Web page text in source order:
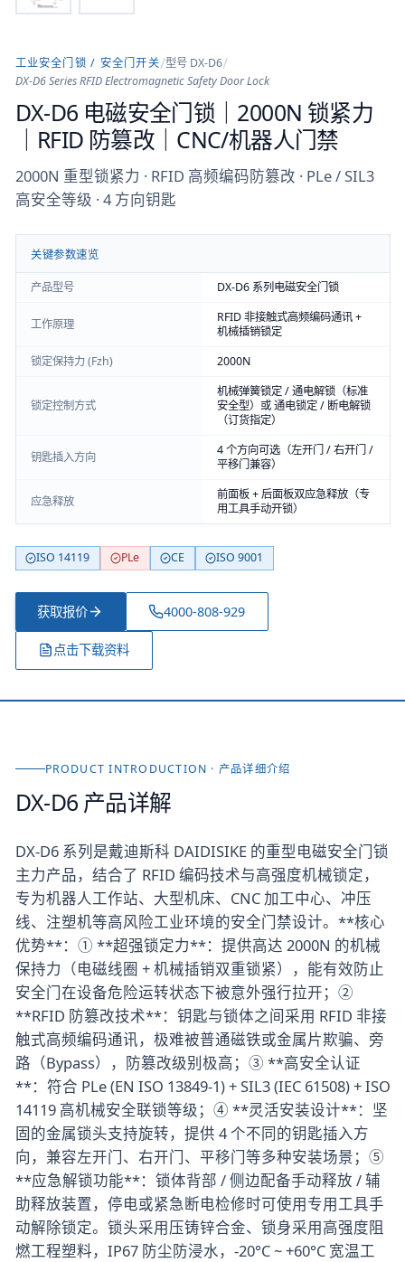
工业安全门锁 / 安全门开关/型号 DX-D6/
DX-D6 Series RFID Electromagnetic Safety Door Lock
DX-D6 电磁安全门锁｜2000N 锁紧力
｜RFID 防篡改｜CNC/机器人门禁
2000N 重型锁紧力 · RFID 高频编码防篡改 · PLe / SIL3
高安全等级 · 4 方向钥匙
关键参数速览
产品型号 DX-D6 系列电磁安全门锁
工作原理
RFID 非接触式高频编码通讯 +
机械插销锁定
锁定保持力 (Fzh)
2000N
锁定控制方式
机械弹簧锁定 / 通电解锁（标准
安全型）或 通电锁定 / 断电解锁
（订货指定）
钥匙插入方向
4 个方向可选（左开门 / 右开门 /
平移门兼容）
应急释放
前面板 + 后面板双应急释放（专
用工具手动开锁）
ISO 14119 PLe CE ISO 9001
获取报价 4000-808-929
点击下载资料
PRODUCT INTRODUCTION · 产品详细介绍
DX-D6 产品详解
DX-D6 系列是戴迪斯科 DAIDISIKE 的重型电磁安全门锁
主力产品，结合了 RFID 编码技术与高强度机械锁定，
专为机器人工作站、大型机床、CNC 加工中心、冲压
线、注塑机等高风险工业环境的安全门禁设计。**核心
优势**：① **超强锁定力**：提供高达 2000N 的机械
保持力（电磁线圈 + 机械插销双重锁紧），能有效防止
安全门在设备危险运转状态下被意外强行拉开；②
**RFID 防篡改技术**：钥匙与锁体之间采用 RFID 非接
触式高频编码通讯，极难被普通磁铁或金属片欺骗、旁
路（Bypass），防篡改级别极高；③ **高安全认证
**：符合 PLe (EN ISO 13849-1) + SIL3 (IEC 61508) + ISO
14119 高机械安全联锁等级；④ **灵活安装设计**：坚
固的金属锁头支持旋转，提供 4 个不同的钥匙插入方
向，兼容左开门、右开门、平移门等多种安装场景；⑤
**应急解锁功能**：锁体背部 / 侧边配备手动释放 / 辅
助释放装置，停电或紧急断电检修时可使用专用工具手
动解除锁定。锁头采用压铸锌合金、锁身采用高强度阻
燃工程塑料，IP67 防尘防浸水，-20°C ~ +60°C 宽温工